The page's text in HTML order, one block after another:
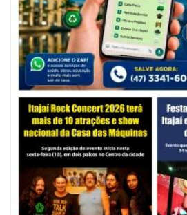
05/08/2026 | 07:00
Balneário Camboriú anuncia novo concurso
POLÍTICA